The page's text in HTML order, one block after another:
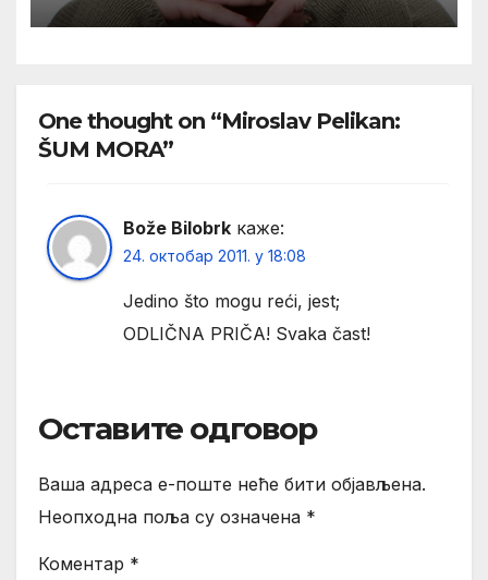
One thought on “Miroslav Pelikan:
ŠUM MORA”
Bože Bilobrk каже:
24. октобар 2011. у 18:08
Jedino što mogu reći, jest;
ODLIČNA PRIČA! Svaka čast!
Оставите одговор
Ваша адреса е-поште неће бити објављена.
Неопходна поља су означена *
Коментар *